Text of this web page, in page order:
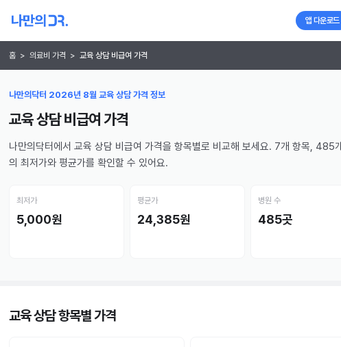
앱 다운로드
홈 > 의료비 가격 > 교육 상담 비급여 가격
나만의닥터 2026년 8월 교육 상담 가격 정보
교육 상담 비급여 가격
나만의닥터에서 교육 상담 비급여 가격을 항목별로 비교해 보세요. 7개 항목, 485
의 최저가와 평균가를 확인할 수 있어요.
최저가
5,000원
평균가
24,385원
병원 수
485곳
교육 상담항목별 가격